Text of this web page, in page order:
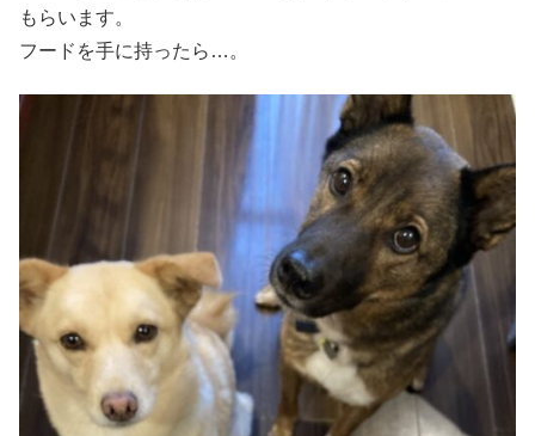
もらいます。
フードを手に持ったら…。